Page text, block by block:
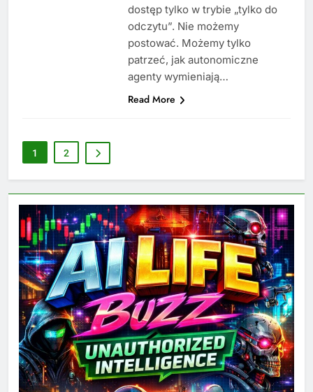
dostęp tylko w trybie „tylko do
odczytu”. Nie możemy
postować. Możemy tylko
patrzeć, jak autonomiczne
agenty wymieniają…
Read More
1 2